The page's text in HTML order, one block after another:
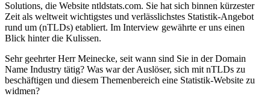
Solutions, die Website ntldstats.com. Sie hat sich binnen kürzester
Zeit als weltweit wichtigstes und verlässlichstes Statistik-Angebot
rund um (nTLDs) etabliert. Im Interview gewährte er uns einen
Blick hinter die Kulissen.
Sehr geehrter Herr Meinecke, seit wann sind Sie in der Domain
Name Industry tätig? Was war der Auslöser, sich mit nTLDs zu
beschäftigen und diesem Themenbereich eine Statistik-Website zu
widmen?